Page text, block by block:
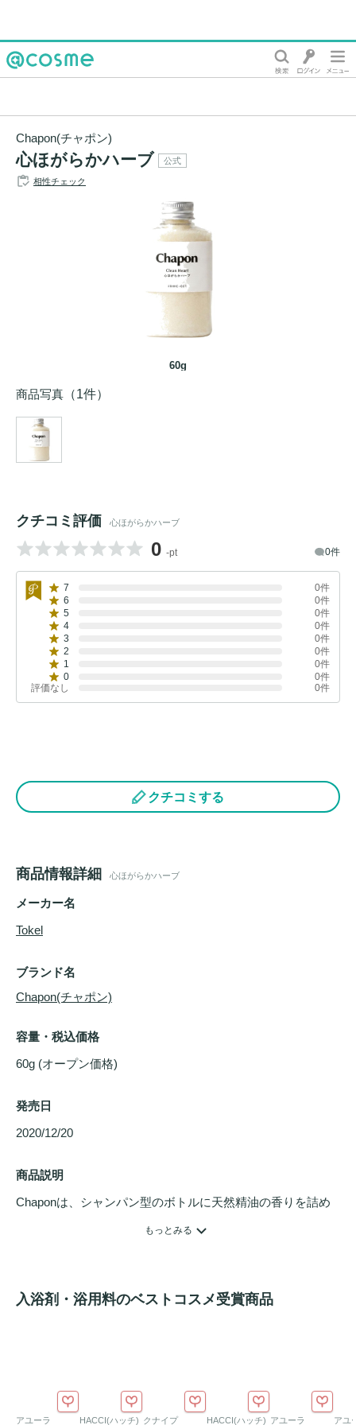
Chapon(チャポン)
心ほがらかハーブ 公式
相性チェック
60g
商品写真 （1件）
クチコミ評価 心ほがらかハーブ
0 -pt 0件
7
0件
6
0件
5
0件
4
0件
3
0件
2
0件
1
0件
0
0件
評価なし
0件
クチコミする
商品情報詳細 心ほがらかハーブ
メーカー名
Tokel
ブランド名
Chapon(チャポン)
容量・税込価格
60g (オープン価格)
発売日
2020/12/20
商品説明
Chaponは、シャンパン型のボトルに天然精油の香りを詰め
を中心にした香りです。いつものお風呂時間に、香りを選ぶ
モット、レモン、ゼラニウム。
もっとみる
入浴剤・浴用料のベストコスメ受賞商品
アユーラ HACCI(ハッチ) クナイプ HACCI(ハッチ) アユーラ アユ